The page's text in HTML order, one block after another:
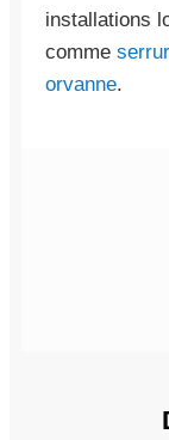
installations
comme
orvanne.